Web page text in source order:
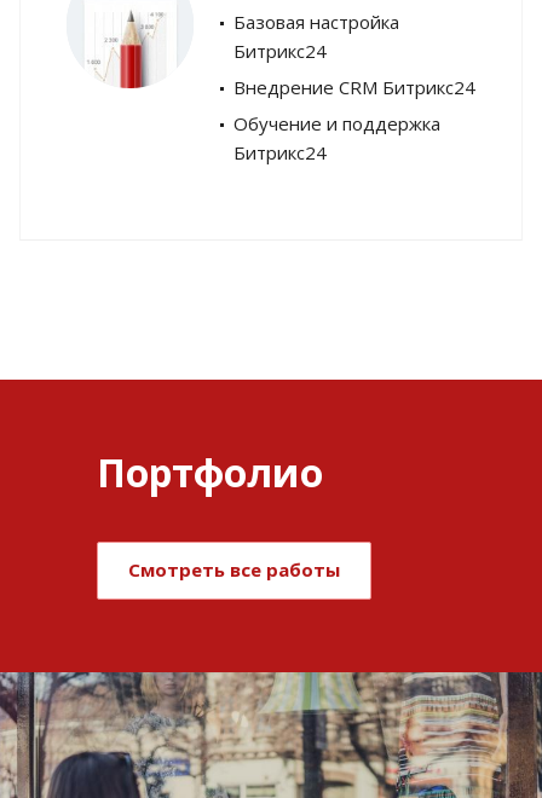
Базовая настройка
Битрикс24
Внедрение CRM Битрикс24
Обучение и поддержка
Битрикс24
Портфолио
Смотреть все работы